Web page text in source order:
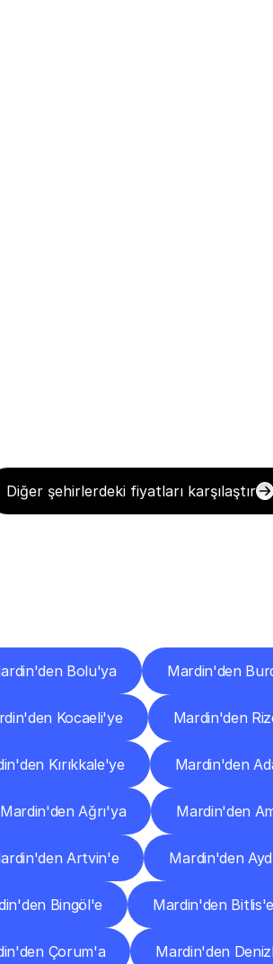
Diğer şehirlerdeki fiyatları karşılaştır
Bolu'ya Mardin'den
Kocaeli'ye Mardin'den
Kırıkkale'ye Mardin'den
Mardin'den Ağrı'ya Mardin'den
Artvin'e Mardin'den
Bingöl'e Mardin'den Bitlis'e
Çorum'a Mardin'den